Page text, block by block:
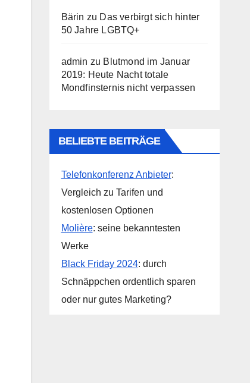
Bärin zu Das verbirgt sich hinter
50 Jahre LGBTQ+
admin zu Blutmond im Januar
2019: Heute Nacht totale
Mondfinsternis nicht verpassen
BELIEBTE BEITRÄGE
Telefonkonferenz Anbieter:
Vergleich zu Tarifen und
kostenlosen Optionen
Molière: seine bekanntesten
Werke
Black Friday 2024: durch
Schnäppchen ordentlich sparen
oder nur gutes Marketing?